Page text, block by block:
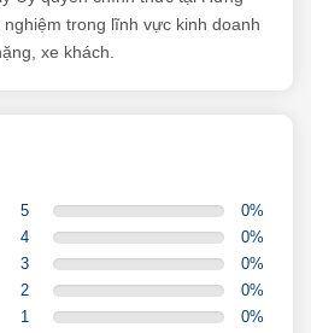
trong lĩnh vực kinh doanh
xe khách.
5 0%
4
0%
3
0%
2
0%
1
0%